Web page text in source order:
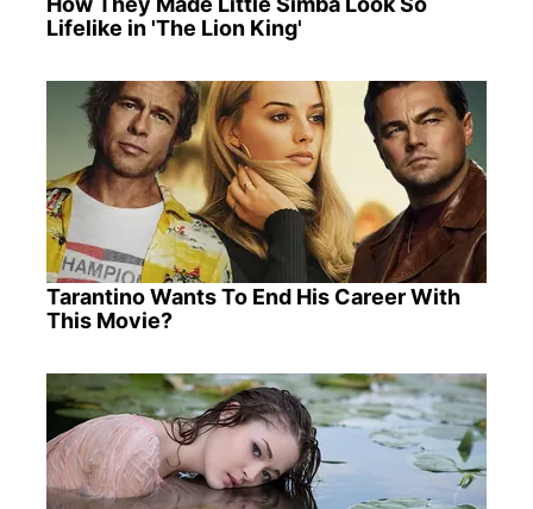
Lifelike in 'The Lion King'
Tarantino Wants To End His Career With
This Movie?